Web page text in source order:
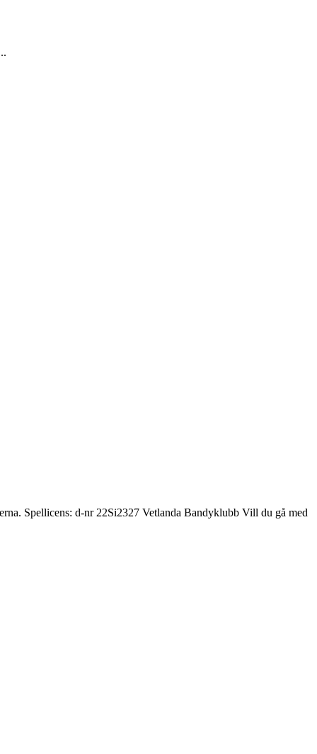
Spellicens: d-nr 22Si2327 Vetlanda Bandyklubb Vill du gå med